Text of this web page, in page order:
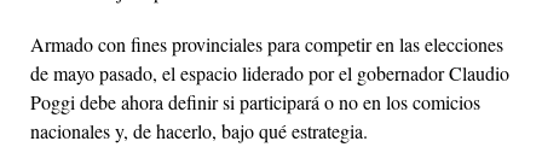
Armado con fines provinciales para competir en las elecciones
de mayo pasado, el espacio liderado por el gobernador Claudio
Poggi debe ahora definir si participará o no en los comicios
nacionales y, de hacerlo, bajo qué estrategia.